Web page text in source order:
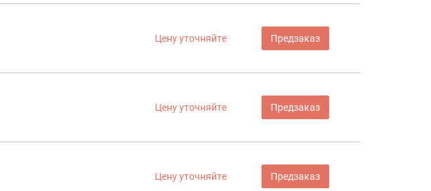
Цену уточняйте Предзаказ
Цену уточняйте Предзаказ
Цену уточняйте Предзаказ